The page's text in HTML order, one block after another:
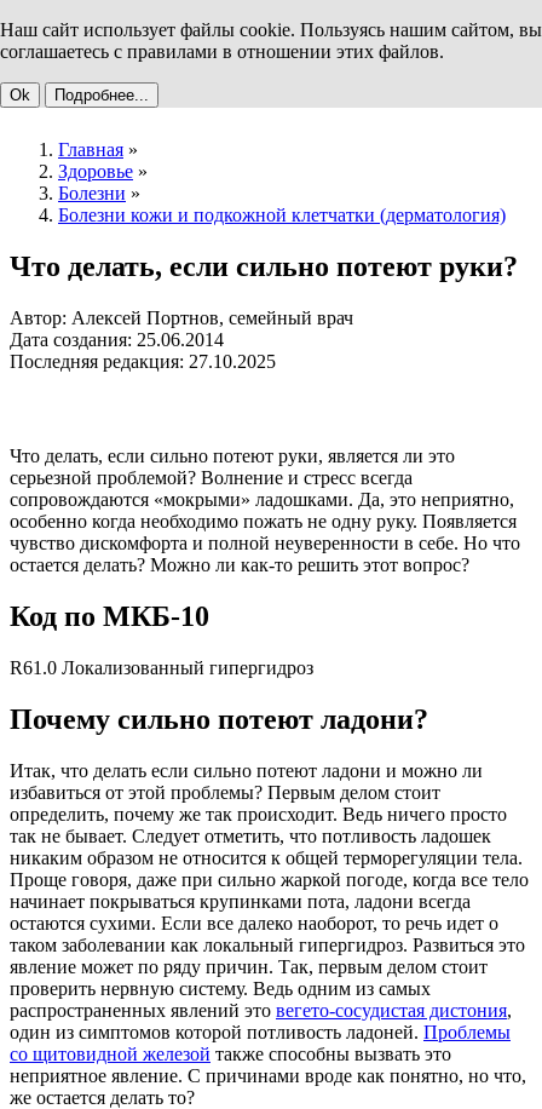
Наш сайт использует файлы cookie. Пользуясь нашим сайтом, вы
соглашаетесь с правилами в отношении этих файлов.
Ok Подробнее...
Главная »
Здоровье »
Болезни »
Болезни кожи и подкожной клетчатки (дерматология)
Что делать, если сильно потеют руки?
Автор: Алексей Портнов, семейный врач
Дата создания: 25.06.2014
Последняя редакция: 27.10.2025
Что делать, если сильно потеют руки, является ли это
серьезной проблемой? Волнение и стресс всегда
сопровождаются «мокрыми» ладошками. Да, это неприятно,
особенно когда необходимо пожать не одну руку. Появляется
чувство дискомфорта и полной неуверенности в себе. Но что
остается делать? Можно ли как-то решить этот вопрос?
Код по МКБ-10
R61.0 Локализованный гипергидроз
Почему сильно потеют ладони?
Итак, что делать если сильно потеют ладони и можно ли
избавиться от этой проблемы? Первым делом стоит
определить, почему же так происходит. Ведь ничего просто
так не бывает. Следует отметить, что потливость ладошек
никаким образом не относится к общей терморегуляции тела.
Проще говоря, даже при сильно жаркой погоде, когда все тело
начинает покрываться крупинками пота, ладони всегда
остаются сухими. Если все далеко наоборот, то речь идет о
таком заболевании как локальный гипергидроз. Развиться это
явление может по ряду причин. Так, первым делом стоит
проверить нервную систему. Ведь одним из самых
распространенных явлений это вегето-сосудистая дистония,
один из симптомов которой потливость ладоней. Проблемы
со щитовидной железой также способны вызвать это
неприятное явление. С причинами вроде как понятно, но что,
же остается делать то?